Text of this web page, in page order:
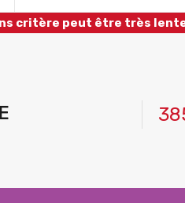
critère peut être très